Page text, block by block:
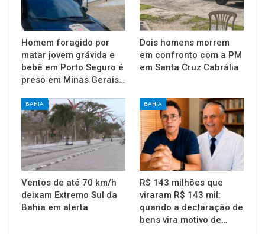
Homem foragido por
matar jovem grávida e
bebê em Porto Seguro é
preso em Minas Gerais…
Dois homens morrem
em confronto com a PM
em Santa Cruz Cabrália
BAHIA
Ventos de até 70 km/h
deixam Extremo Sul da
Bahia em alerta
BAHIA
R$ 143 milhões que
viraram R$ 143 mil:
quando a declaração de
bens vira motivo de…